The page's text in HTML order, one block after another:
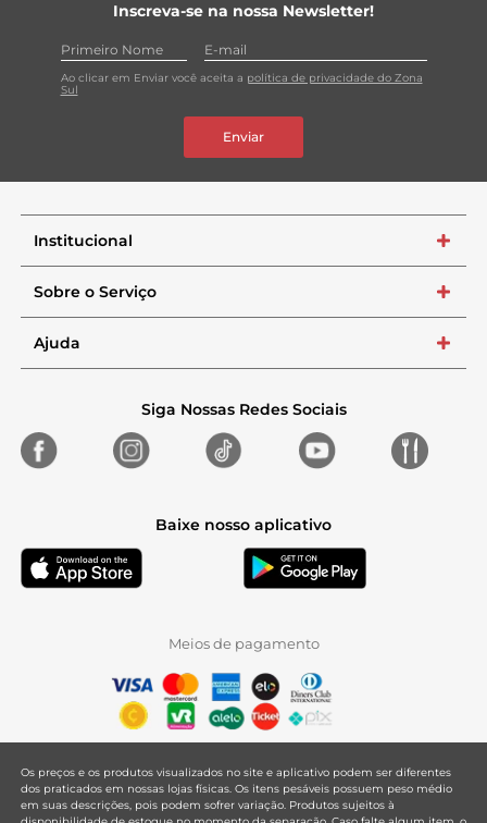
Inscreva-se na nossa Newsletter!
Ao clicar em Enviar você aceita a política de privacidade do Zona
Sul
Enviar
Institucional +
Sobre o Serviço +
Ajuda +
Siga Nossas Redes Sociais
Baixe nosso aplicativo
Meios de pagamento
Os preços e os produtos visualizados no site e aplicativo podem ser diferentes
dos praticados em nossas lojas físicas. Os itens pesáveis possuem peso médio
em suas descrições, pois podem sofrer variação. Produtos sujeitos à